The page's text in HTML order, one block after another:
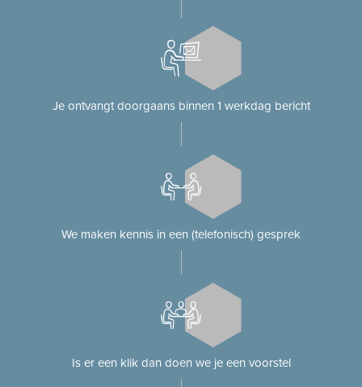
Je ontvangt doorgaans binnen 1 werkdag bericht
We maken kennis in een (telefonisch) gesprek
Is er een klik dan doen we je een voorstel